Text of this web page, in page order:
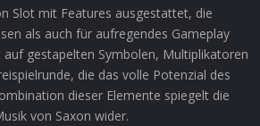
Slot mit Features ausgestattet, die
als auch für aufregendes Gameplay
gestapelten Symbolen, Multiplikatoren
die das volle Potenzial des
dieser Elemente spiegelt die
von Saxon wider.